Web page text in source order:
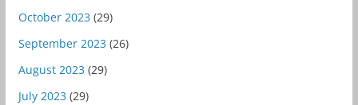
October 2023 (29)
September 2023 (26)
August 2023 (29)
July 2023 (29)